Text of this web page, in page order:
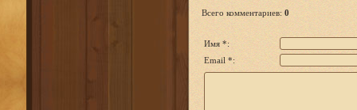
Всего комментариев: 0
Имя *:
Email *: